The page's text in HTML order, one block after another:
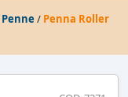
Penne / Penna Roller